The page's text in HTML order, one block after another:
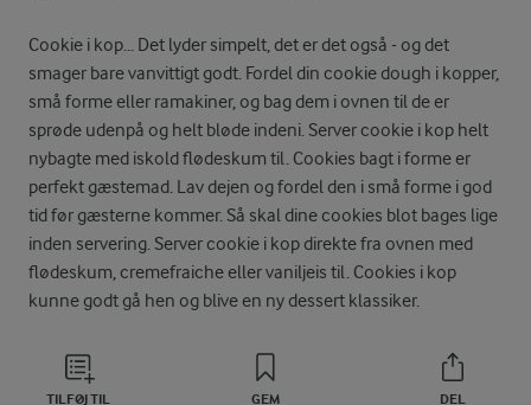
Cookie i kop... Det lyder simpelt, det er det også - og det
smager bare vanvittigt godt. Fordel din cookie dough i kopper,
små forme eller ramakiner, og bag dem i ovnen til de er
sprøde udenpå og helt bløde indeni. Server cookie i kop helt
nybagte med iskold flødeskum til. Cookies bagt i forme er
perfekt gæstemad. Lav dejen og fordel den i små forme i god
tid før gæsterne kommer. Så skal dine cookies blot bages lige
inden servering. Server cookie i kop direkte fra ovnen med
flødeskum, cremefraiche eller vaniljeis til. Cookies i kop
kunne godt gå hen og blive en ny dessert klassiker.
TILFØJ TIL
GEM DEL